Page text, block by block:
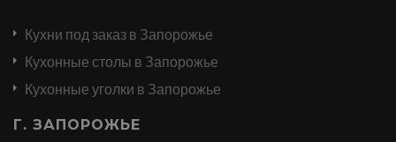
Кухни под заказ в Запорожье
Кухонные столы в Запорожье
Кухонные уголки в Запорожье
Г. ЗАПОРОЖЬЕ